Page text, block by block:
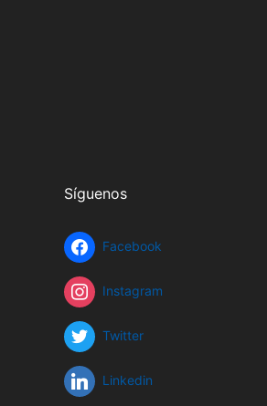
Síguenos
Facebook
Instagram
Twitter
Linkedin